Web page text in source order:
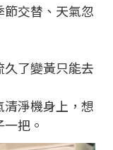
交替、天氣忽
了變黃只能去
淨機身上，想
把。